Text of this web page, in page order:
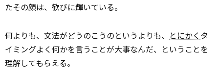
たその顔は、歓びに輝いている。
何よりも、文法がどうのこうのというよりも、 とにかく タ
イミングよく何かを言うことが大事なんだ、ということを
理解してもらえる。